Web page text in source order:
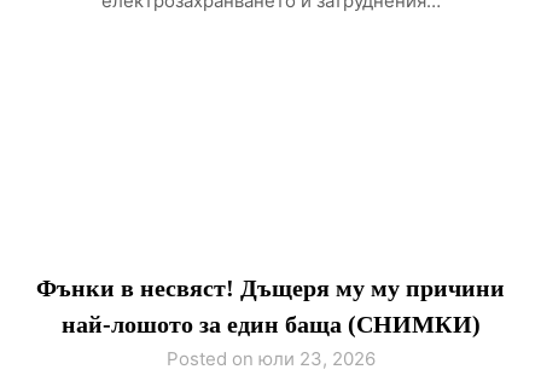
Фънки в несвяст! Дъщеря му му причини
най-лошото за един баща (СНИМКИ)
Posted on юли 23, 2026